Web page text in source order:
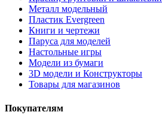
Металл модельный
Пластик Evergreen
Книги и чертежи
Паруса для моделей
Настольные игры
Модели из бумаги
3D модели и Конструкторы
Товары для магазинов
Покупателям